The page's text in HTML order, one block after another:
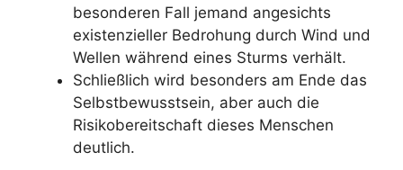
besonderen Fall jemand angesichts
existenzieller Bedrohung durch Wind und
Wellen während eines Sturms verhält.
Schließlich wird besonders am Ende das
Selbstbewusstsein, aber auch die
Risikobereitschaft dieses Menschen
deutlich.